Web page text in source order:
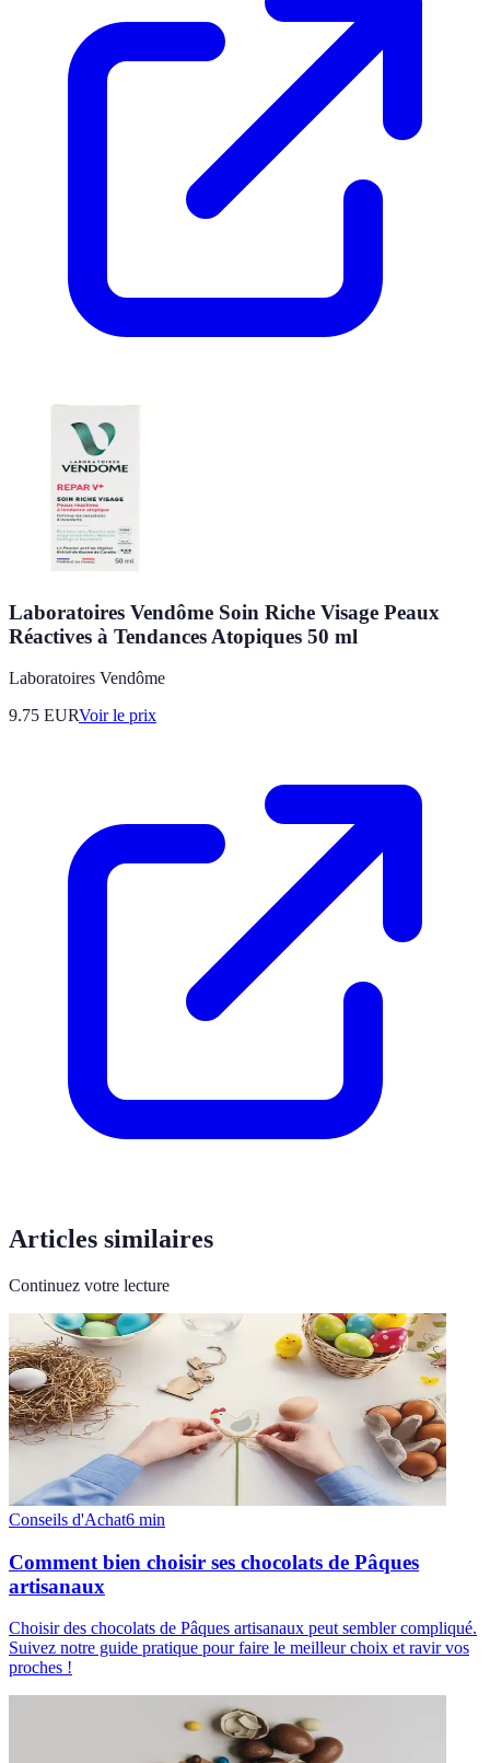
Laboratoires Vendôme Soin Riche Visage Peaux
Réactives à Tendances Atopiques 50 ml
Laboratoires Vendôme
9.75 EURVoir le prix
Articles similaires
Continuez votre lecture
Conseils d'Achat6 min
Comment bien choisir ses chocolats de Pâques
artisanaux
Choisir des chocolats de Pâques artisanaux peut sembler compliqué.
Suivez notre guide pratique pour faire le meilleur choix et ravir vos
proches !